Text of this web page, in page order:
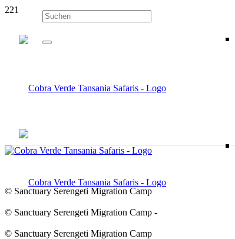
© Sanctuary Serengeti Migration Camp
© Sanctuary Serengeti Migration Camp -
© Sanctuary Serengeti Migration Camp